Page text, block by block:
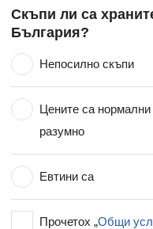
Скъпи ли са
България?
Непосилно скъпи
Цените са нормални
разумно
Евтини са
Прочетох „Общи